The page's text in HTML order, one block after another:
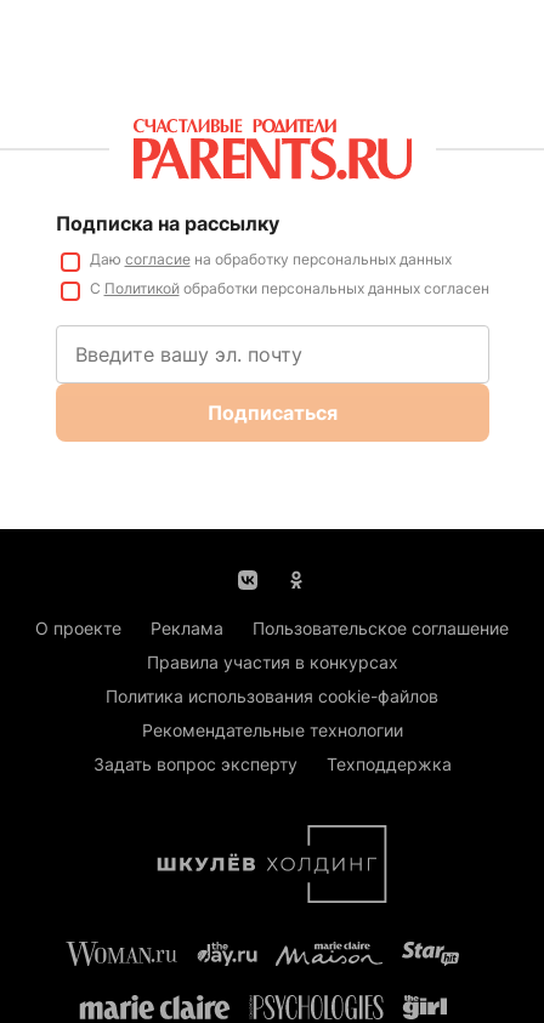
Подписка на рассылку
Даю согласиена обработку персональных данных
С Политикойобработки персональных данных согласен
Подписаться
О проекте Реклама
Пользовательское соглашение
Правила участия в конкурсах
Политика использования cookie-файлов
Рекомендательные технологии
Задать вопрос эксперту
Техподдержка